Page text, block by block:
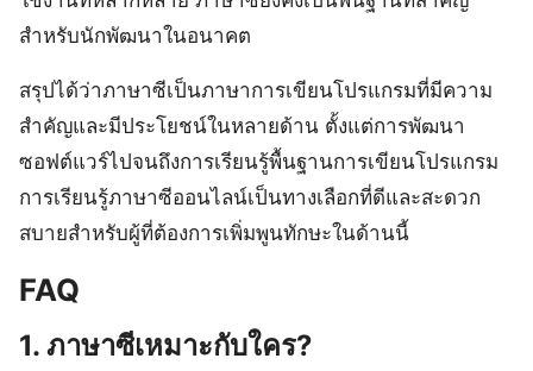
สำหรับนักพัฒนาในอนาคต
สรุปได้ว่าภาษาซีเป็นภาษาการเขียนโปรแกรมที่มีความ
สำคัญและมีประโยชน์ในหลายด้าน ตั้งแต่การพัฒนา
ซอฟต์แวร์ไปจนถึงการเรียนรู้พื้นฐานการเขียนโปรแกรม
การเรียนรู้ภาษาซีออนไลน์เป็นทางเลือกที่ดีและสะดวก
สบายสำหรับผู้ที่ต้องการเพิ่มพูนทักษะในด้านนี้
FAQ
1. ภาษาซีเหมาะกับใคร?